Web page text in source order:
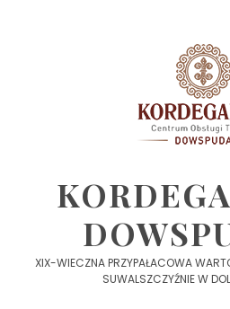
XIX-WIECZNA PRZYPAŁACOWA
SUWALSZCZYŹNIE W